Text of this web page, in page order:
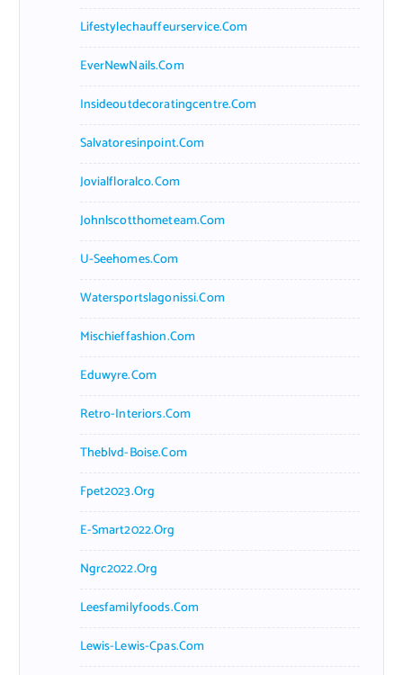
Lifestylechauffeurservice.com
EverNewNails.com
Insideoutdecoratingcentre.com
Salvatoresinpoint.com
Jovialfloralco.com
Johnlscotthometeam.com
U-Seehomes.com
Watersportslagonissi.com
Mischieffashion.com
Eduwyre.com
Retro-Interiors.com
Theblvd-Boise.com
Fpet2023.org
E-Smart2022.org
Ngrc2022.org
Leesfamilyfoods.com
Lewis-Lewis-Cpas.com